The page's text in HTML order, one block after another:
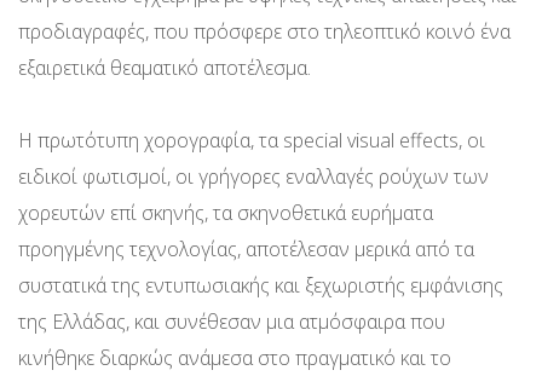
προδιαγραφές, που πρόσφερε στο τηλεοπτικό κοινό ένα
εξαιρετικά θεαματικό αποτέλεσμα.
Η πρωτότυπη χορογραφία, τα special visual effects, οι
ειδικοί φωτισμοί, οι γρήγορες εναλλαγές ρούχων των
χορευτών επί σκηνής, τα σκηνοθετικά ευρήματα
προηγμένης τεχνολογίας, αποτέλεσαν μερικά από τα
συστατικά της εντυπωσιακής και ξεχωριστής εμφάνισης
της Ελλάδας, και συνέθεσαν μια ατμόσφαιρα που
κινήθηκε διαρκώς ανάμεσα στο πραγματικό και το